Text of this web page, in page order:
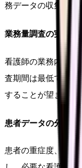
務データの収集も必
業務量調査の実施手
看護師の業務内容を
査期間は最低でも2
することが望ましい
患者データの分析方法
患者の重症度、医療